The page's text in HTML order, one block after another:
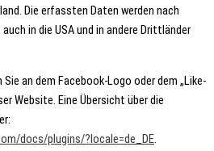
Die erfassten Daten werden nach
in die USA und in andere Drittländer
an dem Facebook-Logo oder dem „Like-
Website. Eine Übersicht über die
docs/plugins/?locale=de_DE.